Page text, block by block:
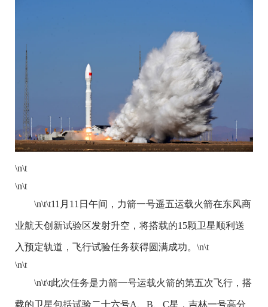
\n\t
\n\t
\n\t\t11月11日午间，力箭一号遥五运载火箭在东风商
业航天创新试验区发射升空，将搭载的15颗卫星顺利送
入预定轨道，飞行试验任务获得圆满成功。\n\t
\n\t
\n\t\t此次任务是力箭一号运载火箭的第五次飞行，搭
载的卫星包括试验二十六号A、B、C星，吉林一号高分